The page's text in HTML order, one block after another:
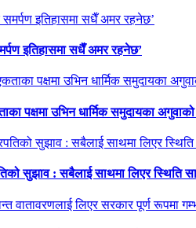
इतिहासमा सधैँ अमर रहनेछ’
पक्षमा उभिन धार्मिक समुदायका
सुझाव : सबैलाई साथमा लिएर स्थिति